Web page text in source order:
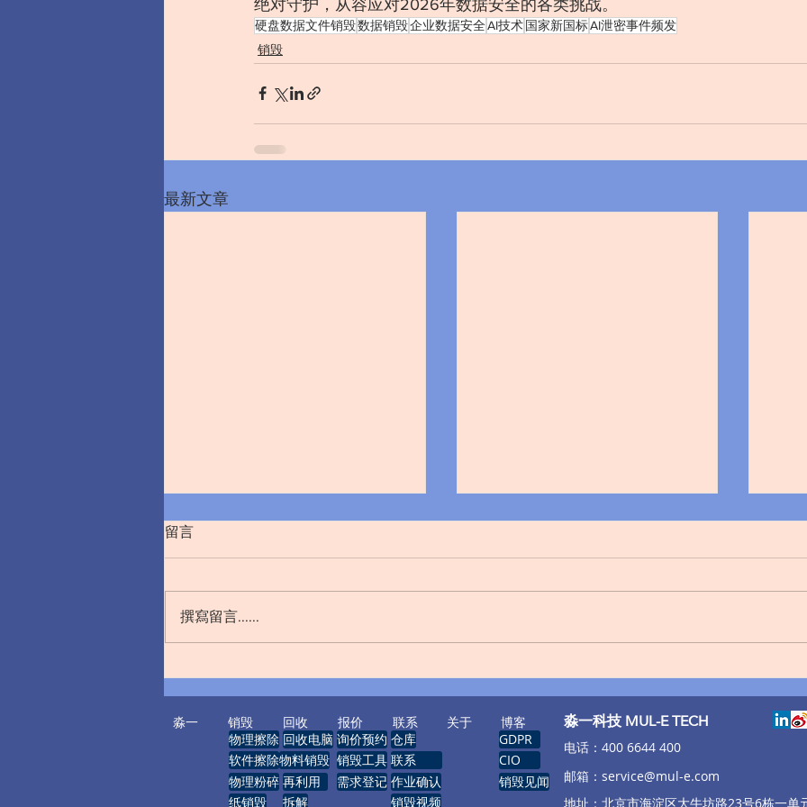
绝对守护，从容应对2026年数据安全的各类挑战。
硬盘数据文件销毁数据销毁企业数据安全AI技术 国家新国标AI泄密事件频发
销毁
最新文章
—— 规范法院涉密文件数据销
毁管理工作
息，数据销毁筑牢最后防线
安
留言
撰寫留言......
淼一 销毁 回收 报价 联系 关于 博客
物理擦除 回收电脑 询价预约 仓库
GDPR
软件擦除
物理粉碎
纸销毁
物料销毁
再利用
拆解
销毁工具
需求登记
联系
作业确认
销毁视频
CIO
销毁见闻
​淼一科技 MUL-E TECH
​电话：400 6644 400
邮箱： service@mul-e.com
地址：北京市海淀区大牛坊路23号6栋一单